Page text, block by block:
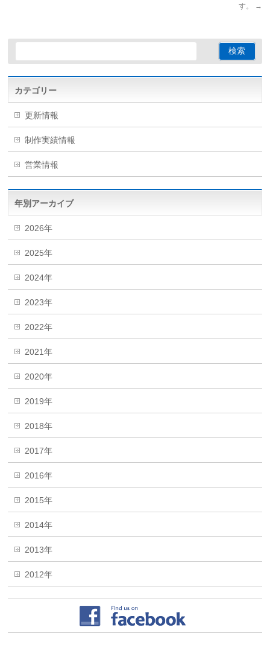
す。
→
カテゴリー
更新情報
制作実績情報
営業情報
年別アーカイブ
2026年
2025年
2024年
2023年
2022年
2021年
2020年
2019年
2018年
2017年
2016年
2015年
2014年
2013年
2012年